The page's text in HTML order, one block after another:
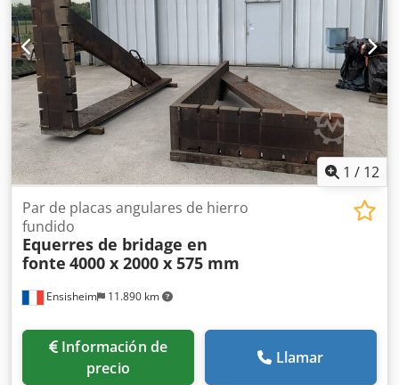
1 / 12
Ensisheim 11.890 km
Par de placas angulares de hierro
fundido
Equerres de bridage en
fonte 4000 x 2000 x 575 mm
Información de
precio
Llamar